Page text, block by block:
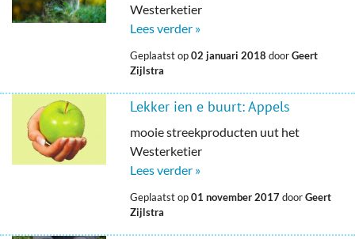
Westerketier
Lees verder »
Geplaatst op02 januari 2018 doorGeert
Zijlstra
Lekker ien e buurt: Appels
mooie streekproducten uut het
Westerketier
Lees verder »
Geplaatst op01 november 2017doorGeert
Zijlstra